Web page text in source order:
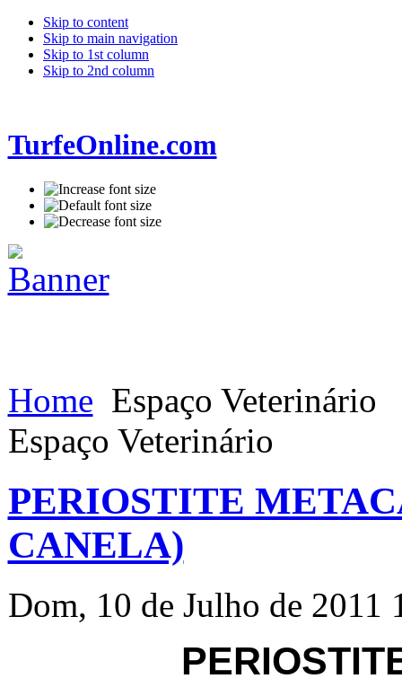
Skip to content
Skip to main navigation
Skip to 1st column
Skip to 2nd column
TurfeOnline.com
Home Espaço Veterinário
Espaço Veterinário
PERIOSTITE
CANELA)
Dom, 10 de Julho de 2011